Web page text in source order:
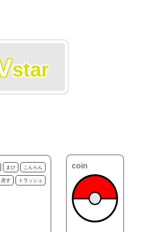
star
まひ こんらん
戻す トラッシュ
coin